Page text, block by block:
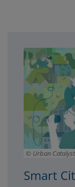
Urban Catalyst
Smart